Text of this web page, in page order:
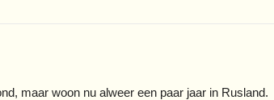
maar woon nu alweer een paar jaar in Rusland.